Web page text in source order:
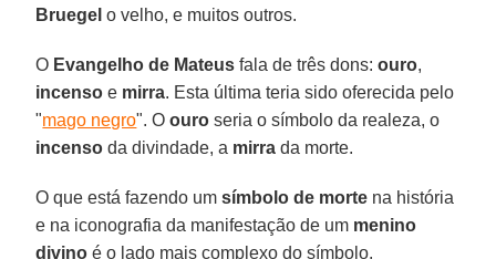
Bruegel o velho, e muitos outros.
O Evangelho de Mateus fala de três dons:ouro,
incenso e mirra. Esta última teria sido oferecida pelo
"mago negro". Oouro seria o símbolo da realeza, o
incenso da divindade, a mirra da morte.
O que está fazendo umsímbolo de morte na história
e na iconografia da manifestação de um menino
divino é o lado mais complexo do símbolo.